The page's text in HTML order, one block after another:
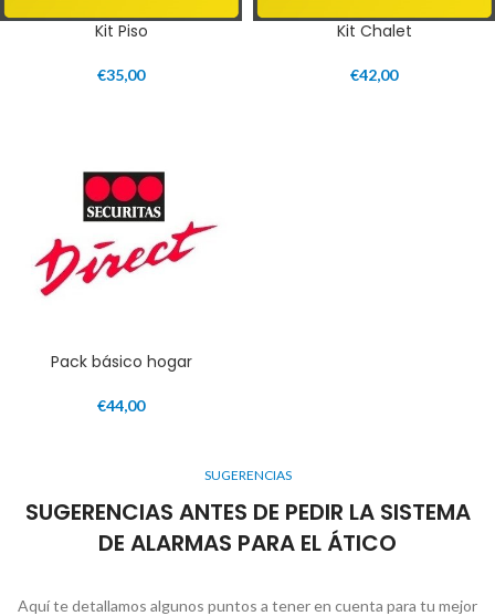
Kit Piso
€35,00
Kit Chalet
€42,00
Pack básico hogar
€44,00
SUGERENCIAS
SUGERENCIAS ANTES DE PEDIR LA SISTEMA
DE ALARMAS PARA EL ÁTICO
Aquí te detallamos algunos puntos a tener en cuenta para tu mejor